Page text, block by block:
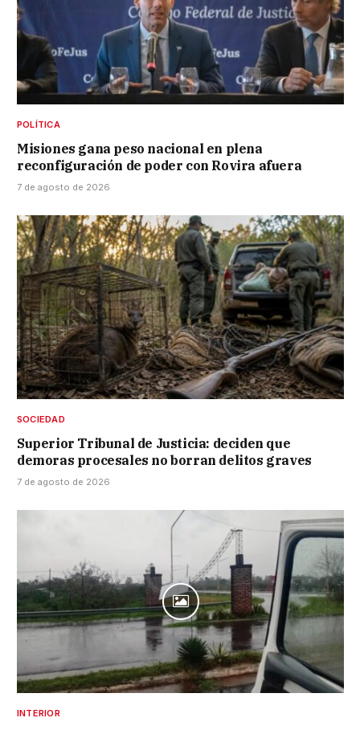
POLÍTICA
Misiones gana peso nacional en plena
reconfiguración de poder con Rovira afuera
7 de agosto de 2026
SOCIEDAD
Superior Tribunal de Justicia: deciden que
demoras procesales no borran delitos graves
7 de agosto de 2026
INTERIOR